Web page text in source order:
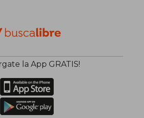
$ 108.73 45%
la App GRATIS!